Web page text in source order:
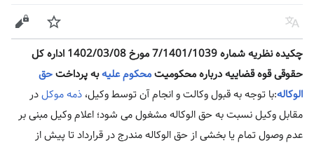
زبان پیگیری ویرایش
چکیده نظریه شماره 7/1401/1039 مورخ 1402/03/08 اداره کل
حقوقی قوه قضاییه درباره محکومیتمحکوم علیهبه پرداختحق
الوکاله:با توجه به قبول وکالت و انجام آن توسط وکیل، ذمهموکلدر
مقابل وکیل نسبت به حق الوکاله مشغول می شود؛ اعلام وکیل مبنی بر
عدم وصول تمام یا بخشی از حق الوکاله مندرج در قرارداد تا پیش از